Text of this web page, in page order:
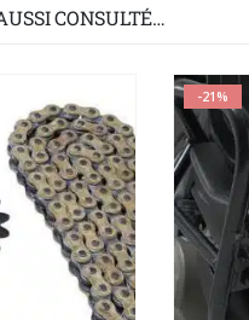
CONSULTÉ…
-21%